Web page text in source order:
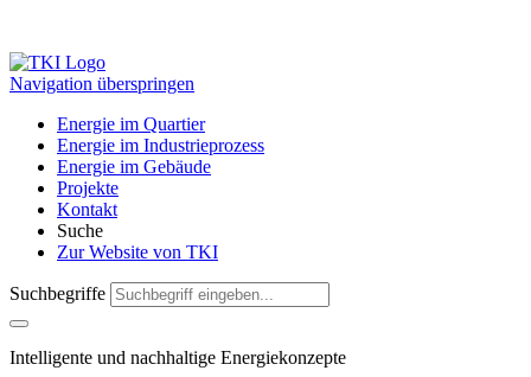
Navigation überspringen
Energie im Quartier
Energie im Industrieprozess
Energie im Gebäude
Projekte
Kontakt
Suche
Zur Website von TKI
Suchbegriffe
Intelligente und nachhaltige Energiekonzepte